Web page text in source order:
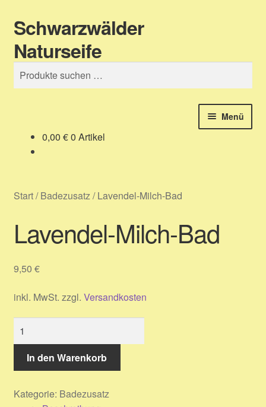
Zur
Navigation
springen
Zum
Inhalt
springen
Schwarzwälder
Naturseife
Suchen
nach:
Suchen
Menü
Shop – unser Seifenladen
Versandarten
Warenkorb
Widerrufsbelehrung
Kontakt
Impressum
AGB
0,00 €0 Artikel
Start/Badezusatz/Lavendel-Milch-Bad
Lavendel-Milch-Bad
9,50 €
inkl. MwSt. zzgl. Versandkosten
Milch-
Bad
Menge
In den Warenkorb
Kategorie: Badezusatz